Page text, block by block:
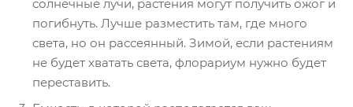
солнечные лучи, растения могут получить ожог и
погибнуть. Лучше разместить там, где много
света, но он рассеянный. Зимой, если растениям
не будет хватать света, флорариум нужно будет
переставить.